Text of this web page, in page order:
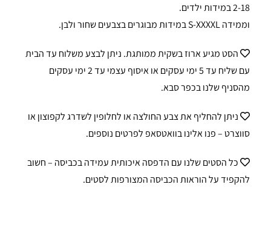
2-18 במידות ילדים.
וממידה S-XXXXL במידות מבוגרים בצבעים שחור ולבן.
הסט מגיע ארוז בשקית ממותגת. ניתן לבצע משלוח עד הבית
עם שליח עד 5 ימי עסקים או איסוף עצמי עד 2 ימי עסקים
מהסניף שלנו בכפר סבא.
ניתן להחליף את צבע החולצה או לחלופין לשדרג לקפוצון או
סווצרט – פנו אלינו בוואטסאפ לפרטים נוספים.
כל הסטים שלנו עם הדפסה איכותית עמידה בכביסה – חשוב
להקפיד על הוראות הכביסה המצורפות לסטים.